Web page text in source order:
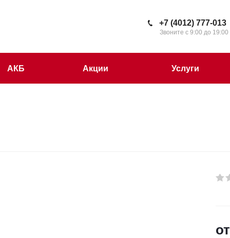
+7 (4012) 777-013
Звоните с 9:00 до 19:00
АКБ Акции Услуги
от